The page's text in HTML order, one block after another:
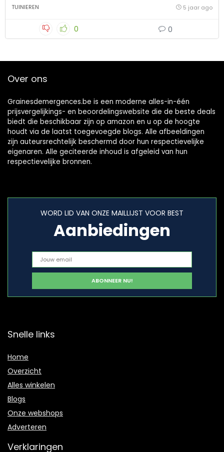
TUINIEREN 5 jaar ago
0 0
Over ons
Grainesdemergences.be is een moderne alles-in-één
prijsvergelijkings- en beoordelingswebsite die de beste deals
biedt die beschikbaar zijn op amazon en u op de hoogte
houdt via de laatst toegevoegde blogs. Alle afbeeldingen
zijn auteursrechtelijk beschermd door hun respectievelijke
eigenaren. Alle geciteerde inhoud is afgeleid van hun
respectievelijke bronnen.
WORD LID VAN ONZE MAILLIJST VOOR BEST
Aanbiedingen
Snelle links
Home
Overzicht
Alles winkelen
Blogs
Onze webshops
Adverteren
Verklaringen